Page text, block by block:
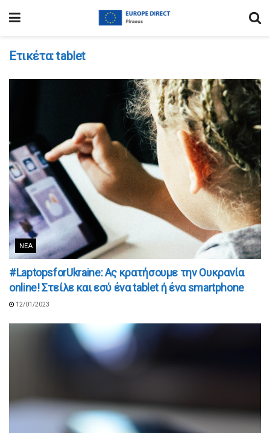
Ετικέτα:tablet
ΝΈΑ
#LaptopsforUkraine: Ας κρατήσουμε την Ουκρανία
online! Στείλε και εσύ ένα tablet ή ένα smartphone
12/01/2023